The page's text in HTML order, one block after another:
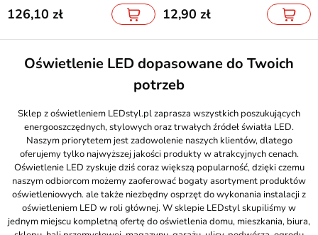
126,10 12,90
Oświetlenie LED dopasowane do Twoich
potrzeb
Sklep z oświetleniem LEDstyl.pl zaprasza wszystkich poszukujących
energooszczędnych, stylowych oraz trwałych źródeł światła LED.
Naszym priorytetem jest zadowolenie naszych klientów, dlatego
oferujemy tylko najwyższej jakości produkty w atrakcyjnych cenach.
Oświetlenie LED zyskuje dziś coraz większą popularność, dzięki czemu
naszym odbiorcom możemy zaoferować bogaty asortyment produktów
oświetleniowych. ale także niezbędny osprzęt do wykonania instalacji z
oświetleniem LED w roli głównej. W sklepie LEDstyl skupiliśmy w
jednym miejscu kompletną ofertę do oświetlenia domu, mieszkania, biura,